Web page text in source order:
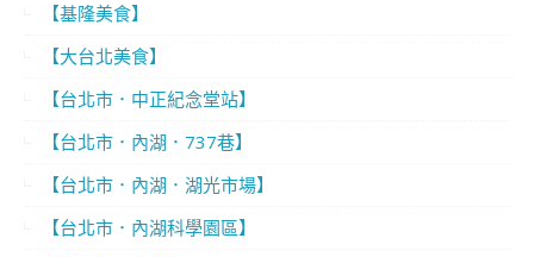
【基隆美食】
【大台北美食】
【台北市．中正紀念堂站】
【台北市．內湖．737巷】
【台北市．內湖．湖光市場】
【台北市．內湖科學園區】